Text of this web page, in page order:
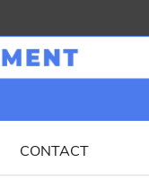
CONTACT